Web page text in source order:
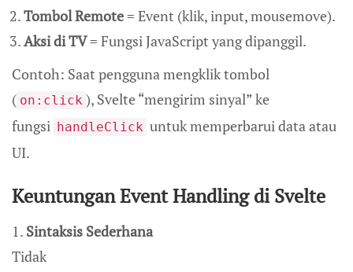
Tombol Remote= Event (klik, input, mousemove).
Aksi di TV= Fungsi JavaScript yang dipanggil.
Contoh: Saat pengguna mengklik tombol
( on:click ), Svelte “mengirim sinyal” ke
fungsi handleClick untuk memperbarui data atau
UI.
Keuntungan Event Handling di Svelte
1. Sintaksis Sederhana
Tidak